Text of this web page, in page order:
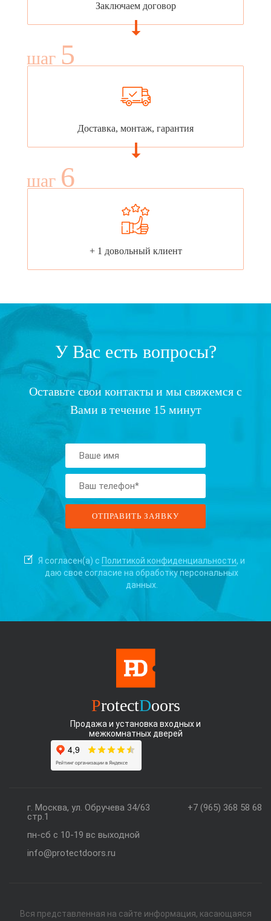
Заключаем договор
шаг 5
Доставка, монтаж, гарантия
шаг 6
+ 1 довольный клиент
У Вас есть вопросы?
Оставьте свои контакты и мы свяжемся с
Вами в течение 15 минут
Я согласен(а) с Политикой конфиденциальности, и
даю свое согласие на обработку персональных
данных.
ProtectDoors
Продажа и установка входных и
межкомнатных дверей
+7 (965) 368 58 68
г. Москва, ул. Обручева 34/63
стр.1
пн-сб с 10-19 вс выходной
info@protectdoors.ru
Вся представленная на сайте информация, касающаяся